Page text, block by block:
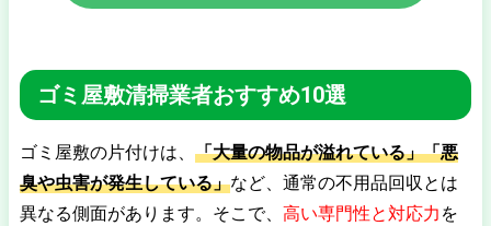
ゴミ屋敷清掃業者おすすめ10選
ゴミ屋敷の片付けは、 「大量の物品が溢れている」「悪
臭や虫害が発生している」など、通常の不用品回収とは
異なる側面があります。そこで、 高い専門性と対応力 を